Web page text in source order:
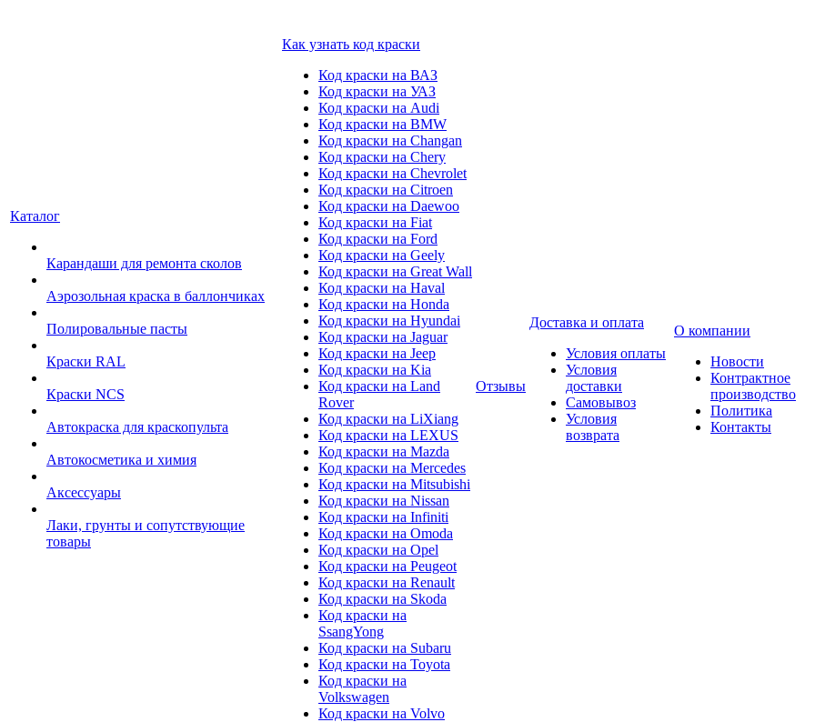
Каталог
Карандаши для ремонта сколов
Аэрозольная краска в баллончиках
Полировальные пасты
Краски RAL
Краски NCS
Автокраска для краскопульта
Автокосметика и химия
Аксессуары
Лаки, грунты и сопутствующие
товары
Как узнать код краски
Код краски на ВАЗ
Код краски на УАЗ
Код краски на Audi
Код краски на BMW
Код краски на Changan
Код краски на Chery
Код краски на Chevrolet
Код краски на Citroen
Код краски на Daewoo
Код краски на Fiat
Код краски на Ford
Код краски на Geely
Код краски на Great Wall
Код краски на Haval
Код краски на Honda
Код краски на Hyundai
Код краски на Jaguar
Код краски на Jeep
Код краски на Kia
Код краски на Land
Rover
Код краски на LiXiang
Код краски на LEXUS
Код краски на Mazda
Код краски на Mercedes
Код краски на Mitsubishi
Код краски на Nissan
Код краски на Infiniti
Код краски на Omoda
Код краски на Opel
Код краски на Peugeot
Код краски на Renault
Код краски на Skoda
Код краски на
SsangYong
Код краски на Subaru
Код краски на Toyota
Код краски на
Volkswagen
Код краски на Volvo
Отзывы
Доставка и оплата
Условия оплаты
Условия
доставки
Самовывоз
Условия
возврата
О компании
Новости
Контрактное
производство
Политика
Контакты